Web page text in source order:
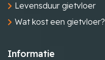
Levensduur gietvloer
Wat kost een gietvloer?
Informatie